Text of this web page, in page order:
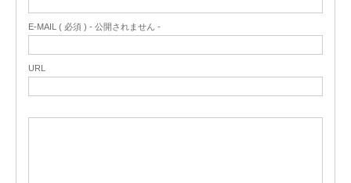
E-MAIL ( 必須 ) - 公開されません -
URL